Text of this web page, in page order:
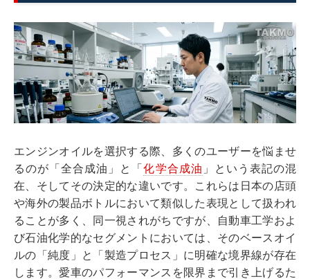
エンジンオイルを選択する際、多くのユーザーを悩ませ
るのが「全合成油」と「化学合成油 」という表記の混
在、そしてその決定的な違いです。これらは日本の店頭
や海外の製品ボトルにおいて類似した表現として扱われ
ることが多く、同一視されがちですが、自動車工学およ
び石油化学的なセグメントにおいては、そのベースオイ
ルの「純度」と「製造プロセス」に明確な境界線が存在
します。愛車のパフォーマンスを限界まで引き上げるた